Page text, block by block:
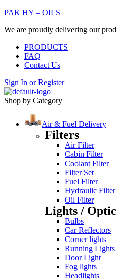
PAK HY – OILS
We are proudly delivering our
PRODUCTS
FAQ
Contact Us
Sign In orRegister
Shop by Category
Air & Fuel Delivery
Filters
Air Filter
Cabin Filter
Coolant Filter
Filter Set
Fuel Filter
Hydraulic Filter
Oil Filter
Lights /
Bulbs
Car Reflectors
Corner lights
Running Lights
Door Light
Fog lights
Headlights